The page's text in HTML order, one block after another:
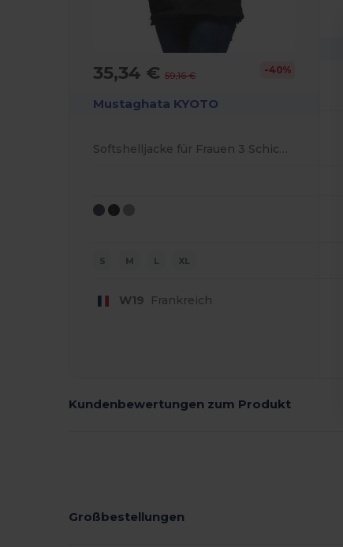
35,34 €59,16 € -40%
Mustaghata KYOTO
Softshelljacke für Frauen 3 Schichten
S M L XL
W19 Frankreich
Kundenbewertungen zum Produkt
Großbestellungen